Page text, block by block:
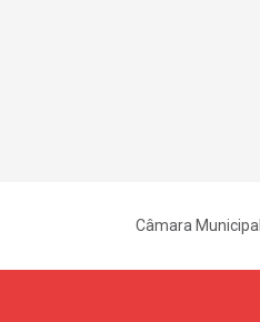
Câmara